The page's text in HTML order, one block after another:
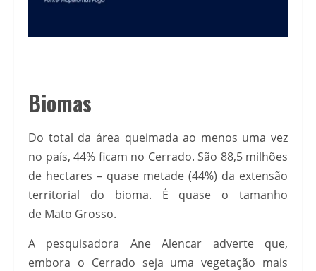
Biomas
Do total da área queimada ao menos uma vez
no país, 44% ficam no Cerrado. São 88,5 milhões
de hectares – quase metade (44%) da extensão
territorial do bioma. É quase o tamanho
de Mato Grosso.
A pesquisadora Ane Alencar adverte que,
embora o Cerrado seja uma vegetação mais